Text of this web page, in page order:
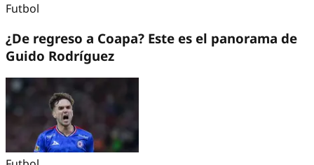
Futbol
¿De regreso a Coapa? Este es el panorama de
Guido Rodríguez